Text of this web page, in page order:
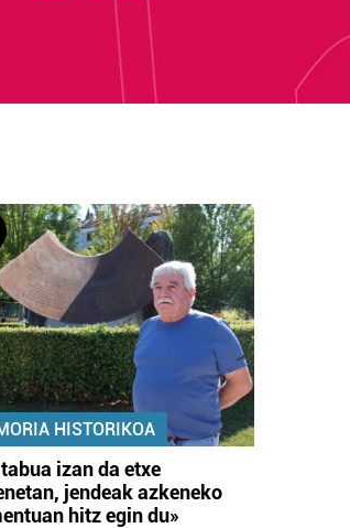
HISTORIKOA
izan da etxe
jendeak azkeneko
hitz egin du»